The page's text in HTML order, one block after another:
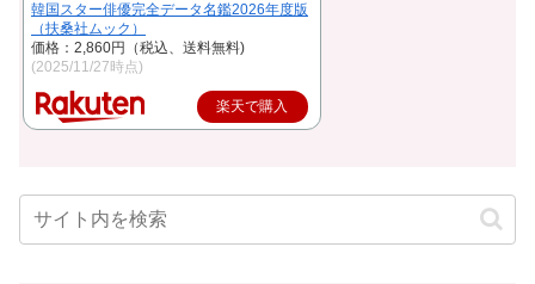
韓国スター俳優完全データ名鑑2026年度版
（扶桑社ムック）
価格：2,860円（税込、送料無料)
(2025/11/27時点)
楽天で購入